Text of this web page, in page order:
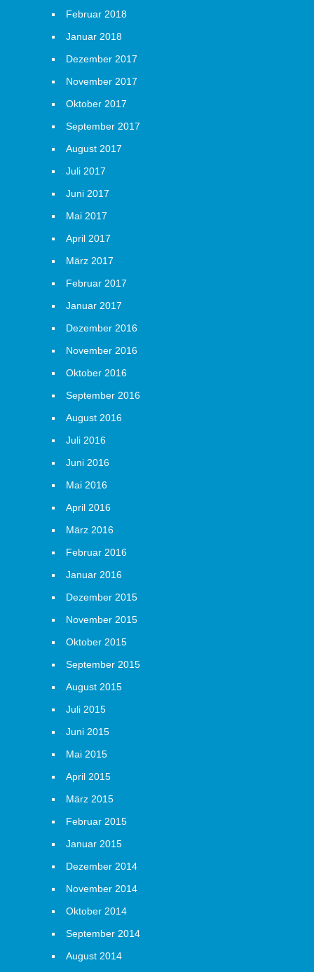
Februar 2018
Januar 2018
Dezember 2017
November 2017
Oktober 2017
September 2017
August 2017
Juli 2017
Juni 2017
Mai 2017
April 2017
März 2017
Februar 2017
Januar 2017
Dezember 2016
November 2016
Oktober 2016
September 2016
August 2016
Juli 2016
Juni 2016
Mai 2016
April 2016
März 2016
Februar 2016
Januar 2016
Dezember 2015
November 2015
Oktober 2015
September 2015
August 2015
Juli 2015
Juni 2015
Mai 2015
April 2015
März 2015
Februar 2015
Januar 2015
Dezember 2014
November 2014
Oktober 2014
September 2014
August 2014